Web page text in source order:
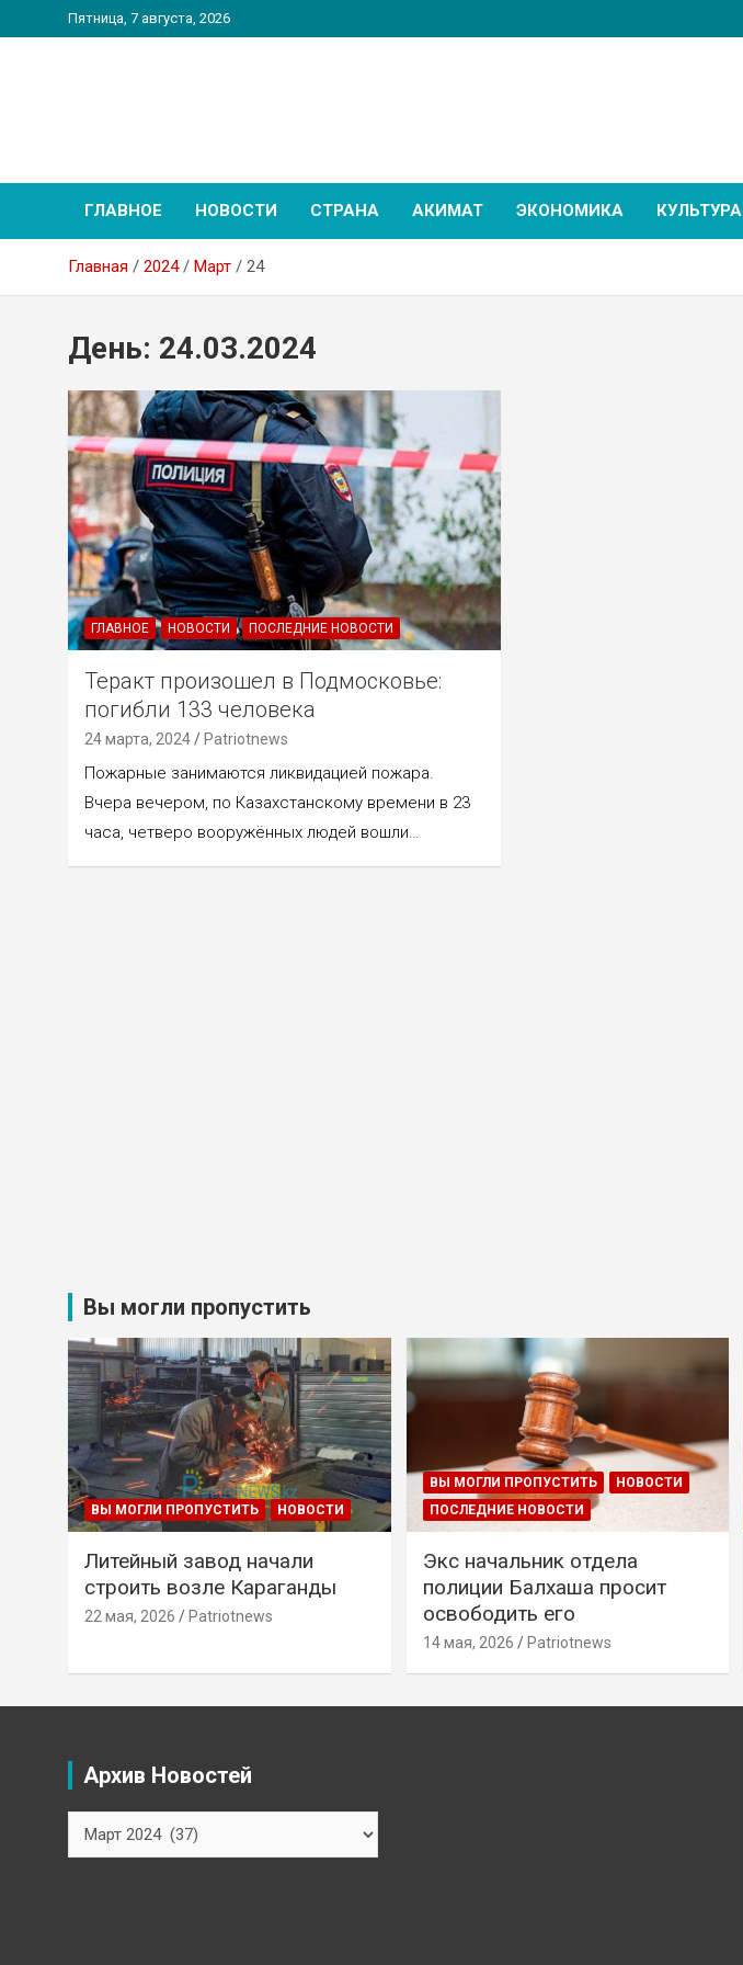
к
Пятница, 7 августа, 2026
ГЛАВНОЕ НОВОСТИ СТРАНА АКИМАТ ЭКОНОМИКА КУЛЬТУРА
Главная 2024 Март 24
День: 24.03.2024
ГЛАВНОЕ НОВОСТИ ПОСЛЕДНИЕ НОВОСТИ
Теракт произошел в Подмосковье:
погибли 133 человека
24 марта, 2024 Patriotnews
Пожарные занимаются ликвидацией пожара.
Вчера вечером, по Казахстанскому времени в 23
часа, четверо вооружённых людей вошли…
Вы могли пропустить
ВЫ МОГЛИ ПРОПУСТИТЬ НОВОСТИ
Литейный завод начали
строить возле Караганды
22 мая, 2026 Patriotnews
ВЫ МОГЛИ ПРОПУСТИТЬ
НОВОСТИ
ПОСЛЕДНИЕ НОВОСТИ
Экс начальник отдела
полиции Балхаша просит
освободить его
14 мая, 2026 Patriotnews
Архив Новостей
Новостей